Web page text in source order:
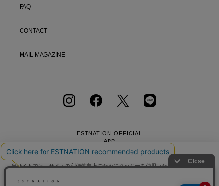
FAQ
CONTACT
MAIL MAGAZINE
ESTNATION OFFICIAL
APP
当サイトでは、サイトの利便性向上のためにクッキーを使用いたします。ボタン
ーの使用に同意したことになります。クッキーを通じて収集する情報には「お客